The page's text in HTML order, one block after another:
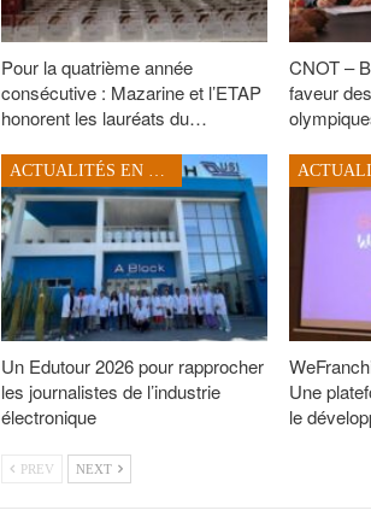
Pour la quatrième année
consécutive : Mazarine et l’ETAP
honorent les lauréats du…
CNOT –
faveur
ACTUALITÉS EN TUNISIE
Un Edutour 2026 pour rapprocher
les journalistes de l’industrie
électronique
Une
le
PREV NEXT